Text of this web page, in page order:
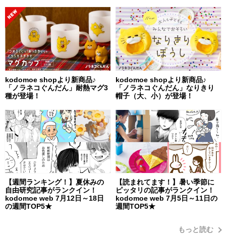
kodomoe shopより新商品♪
「ノラネコぐんだん」耐熱マグ3
種が登場！
kodomoe shopより新商品♪
「ノラネコぐんだん」なりきり
帽子（大、小）が登場！
【週間ランキング！】夏休みの
自由研究記事がランクイン！
kodomoe web 7月12日～18日
の週間TOP5★
【読まれてます！】暑い季節に
ピッタリの記事がランクイン！
kodomoe web 7月5日～11日の
週間TOP5★
もっと読む